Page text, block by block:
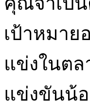
เป้าหมาย
แข่งในตล
แข่งขันน้อ